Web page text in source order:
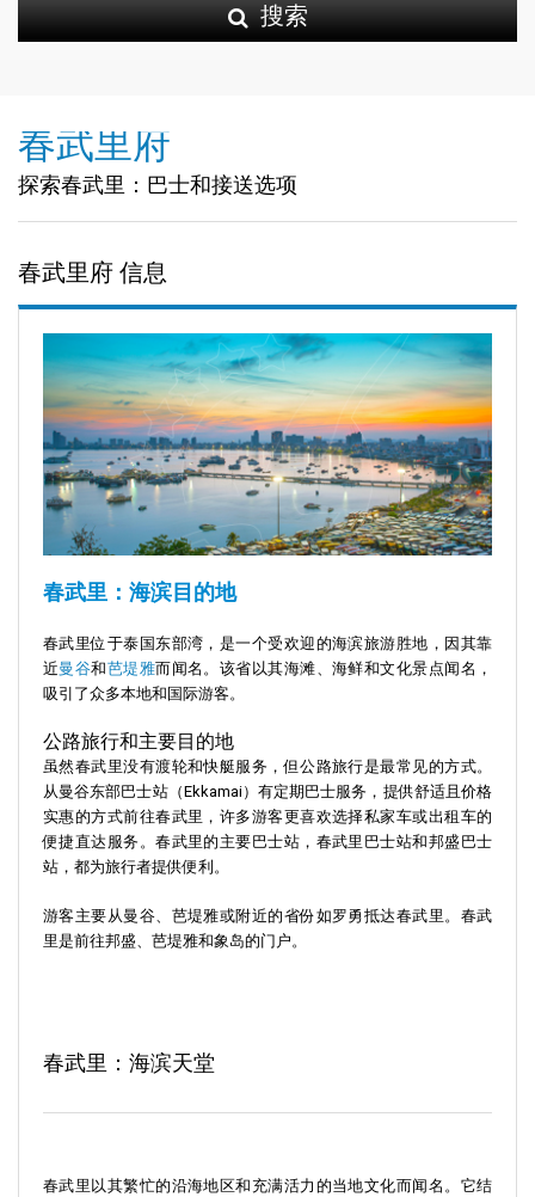
搜索
春武里府
探索春武里：巴士和接送选项
春武里府 信息
春武里：海滨目的地
春武里位于泰国东部湾，是一个受欢迎的海滨旅游胜地，因其靠
近曼谷和芭堤雅而闻名。该省以其海滩、海鲜和文化景点闻名，
吸引了众多本地和国际游客。
公路旅行和主要目的地
虽然春武里没有渡轮和快艇服务，但公路旅行是最常见的方式。
从曼谷东部巴士站（Ekkamai）有定期巴士服务，提供舒适且价格
实惠的方式前往春武里，许多游客更喜欢选择私家车或出租车的
便捷直达服务。春武里的主要巴士站，春武里巴士站和邦盛巴士
站，都为旅行者提供便利。
游客主要从曼谷、芭堤雅或附近的省份如罗勇抵达春武里。春武
里是前往邦盛、芭堤雅和象岛的门户。
春武里：海滨天堂
春武里以其繁忙的沿海地区和充满活力的当地文化而闻名。它结